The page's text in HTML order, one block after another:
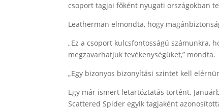
csoport tagjai főként nyugati országokban
Leatherman elmondta, hogy
„Ez a csoport kulcsfontosságú számunkra,
megzavarhatjuk tevékenységüket,” mondta.
„Egy bizonyos bizonyítási szintet kell
Egy már ismert letartóztatás történt.
Scattered Spider egyik tagjaként